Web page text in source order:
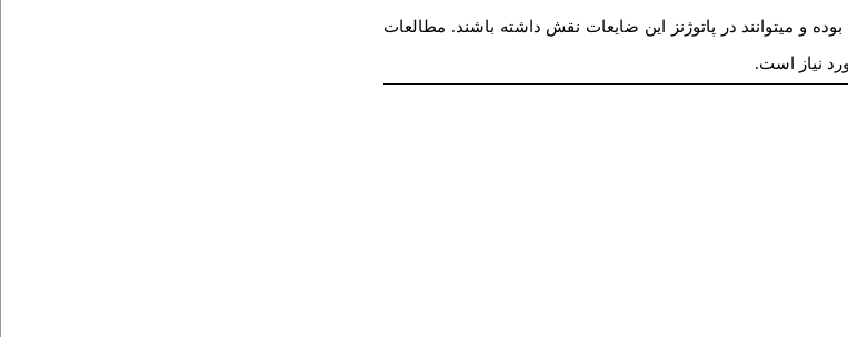
و میتوانند در پاتوژنز این ضایعات نقش داشته باشند. مطالعات
نیاز است.